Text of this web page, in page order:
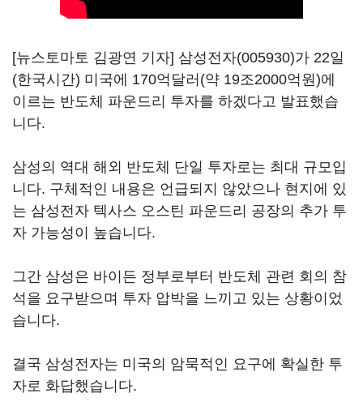
[뉴스토마토 김광연 기자] 삼성전자(005930)가 22일
(한국시간) 미국에 170억달러(약 19조2000억원)에
이르는 반도체 파운드리 투자를 하겠다고 발표했습
니다.
삼성의 역대 해외 반도체 단일 투자로는 최대 규모입
니다. 구체적인 내용은 언급되지 않았으나 현지에 있
는 삼성전자 텍사스 오스틴 파운드리 공장의 추가 투
자 가능성이 높습니다.
그간 삼성은 바이든 정부로부터 반도체 관련 회의 참
석을 요구받으며 투자 압박을 느끼고 있는 상황이었
습니다.
결국 삼성전자는 미국의 암묵적인 요구에 확실한 투
자로 화답했습니다.